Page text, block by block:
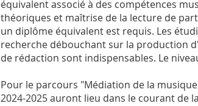
équivalent associé à des compétences
théoriques et maîtrise de la lecture de
un diplôme équivalent est requis. Les
recherche débouchant sur la production
de rédaction sont indispensables. Le
Pour le parcours "Médiation de la
2024-2025 auront lieu dans le courant de